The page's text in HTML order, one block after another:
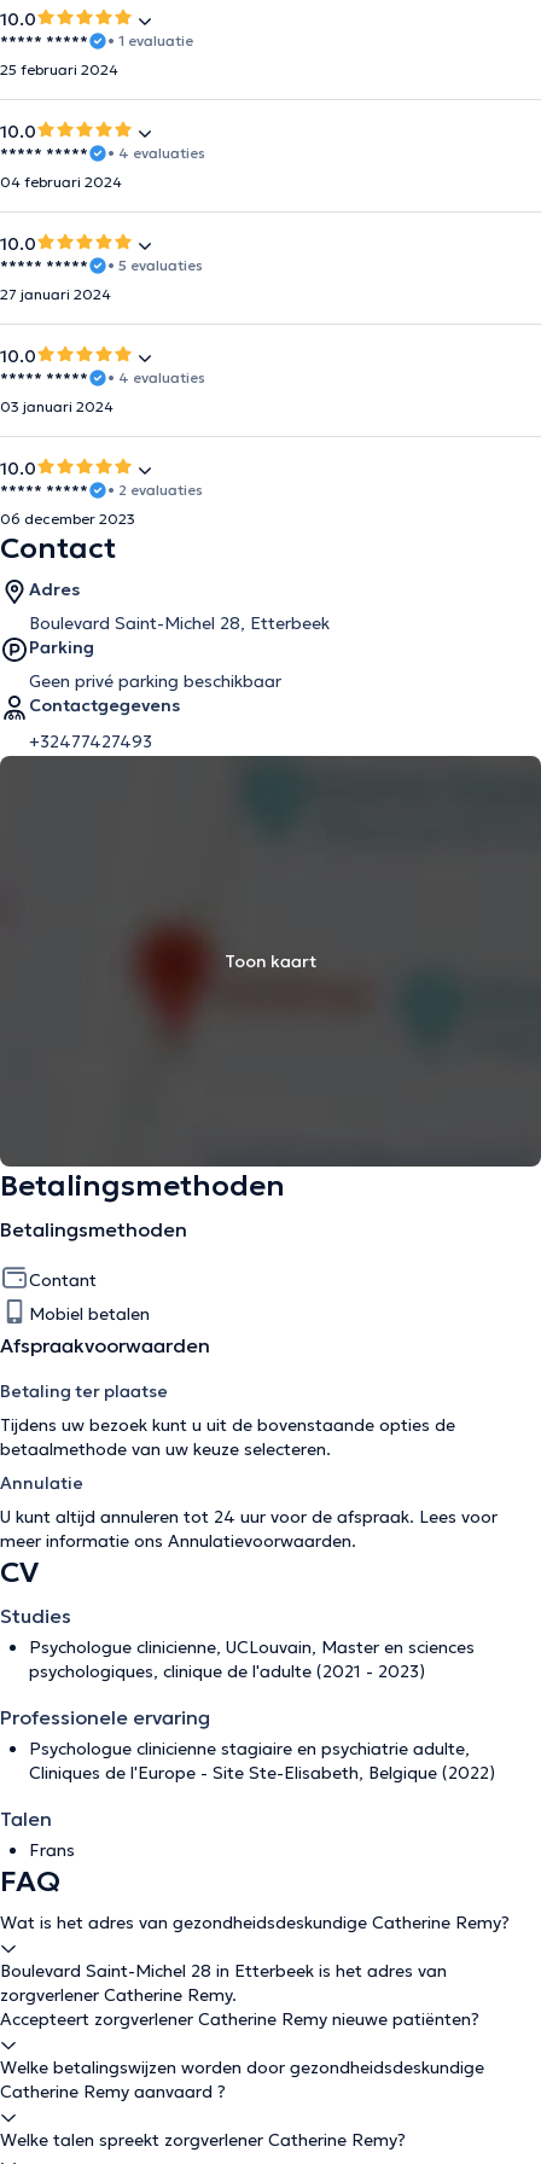
10.0
***** *****
• 1 evaluatie
25 februari 2024
10.0
***** *****
• 4 evaluaties
04 februari 2024
10.0
***** *****
• 5 evaluaties
27 januari 2024
10.0
***** *****
• 4 evaluaties
03 januari 2024
10.0
***** *****
• 2 evaluaties
06 december 2023
Contact
Adres
Boulevard Saint-Michel 28, Etterbeek
Parking
Geen privé parking beschikbaar
Contactgegevens
+32477427493
Toon kaart
Betalingsmethoden
Betalingsmethoden
Contant
Mobiel betalen
Afspraakvoorwaarden
Betaling ter plaatse
Tijdens uw bezoek kunt u uit de bovenstaande opties de
betaalmethode van uw keuze selecteren.
Annulatie
U kunt altijd annuleren tot 24 uur voor de afspraak. Lees voor
meer informatie ons Annulatievoorwaarden.
CV
Studies
Psychologue clinicienne, UCLouvain, Master en sciences
psychologiques, clinique de l'adulte (2021 - 2023)
Professionele ervaring
Psychologue clinicienne stagiaire en psychiatrie adulte,
Cliniques de l'Europe - Site Ste-Elisabeth, Belgique (2022)
Talen
Frans
FAQ
Wat is het adres van gezondheidsdeskundige Catherine Remy?
Boulevard Saint-Michel 28 in Etterbeek is het adres van
zorgverlener Catherine Remy.
Accepteert zorgverlener Catherine Remy nieuwe patiënten?
Welke betalingswijzen worden door gezondheidsdeskundige
Catherine Remy aanvaard ?
Welke talen spreekt zorgverlener Catherine Remy?